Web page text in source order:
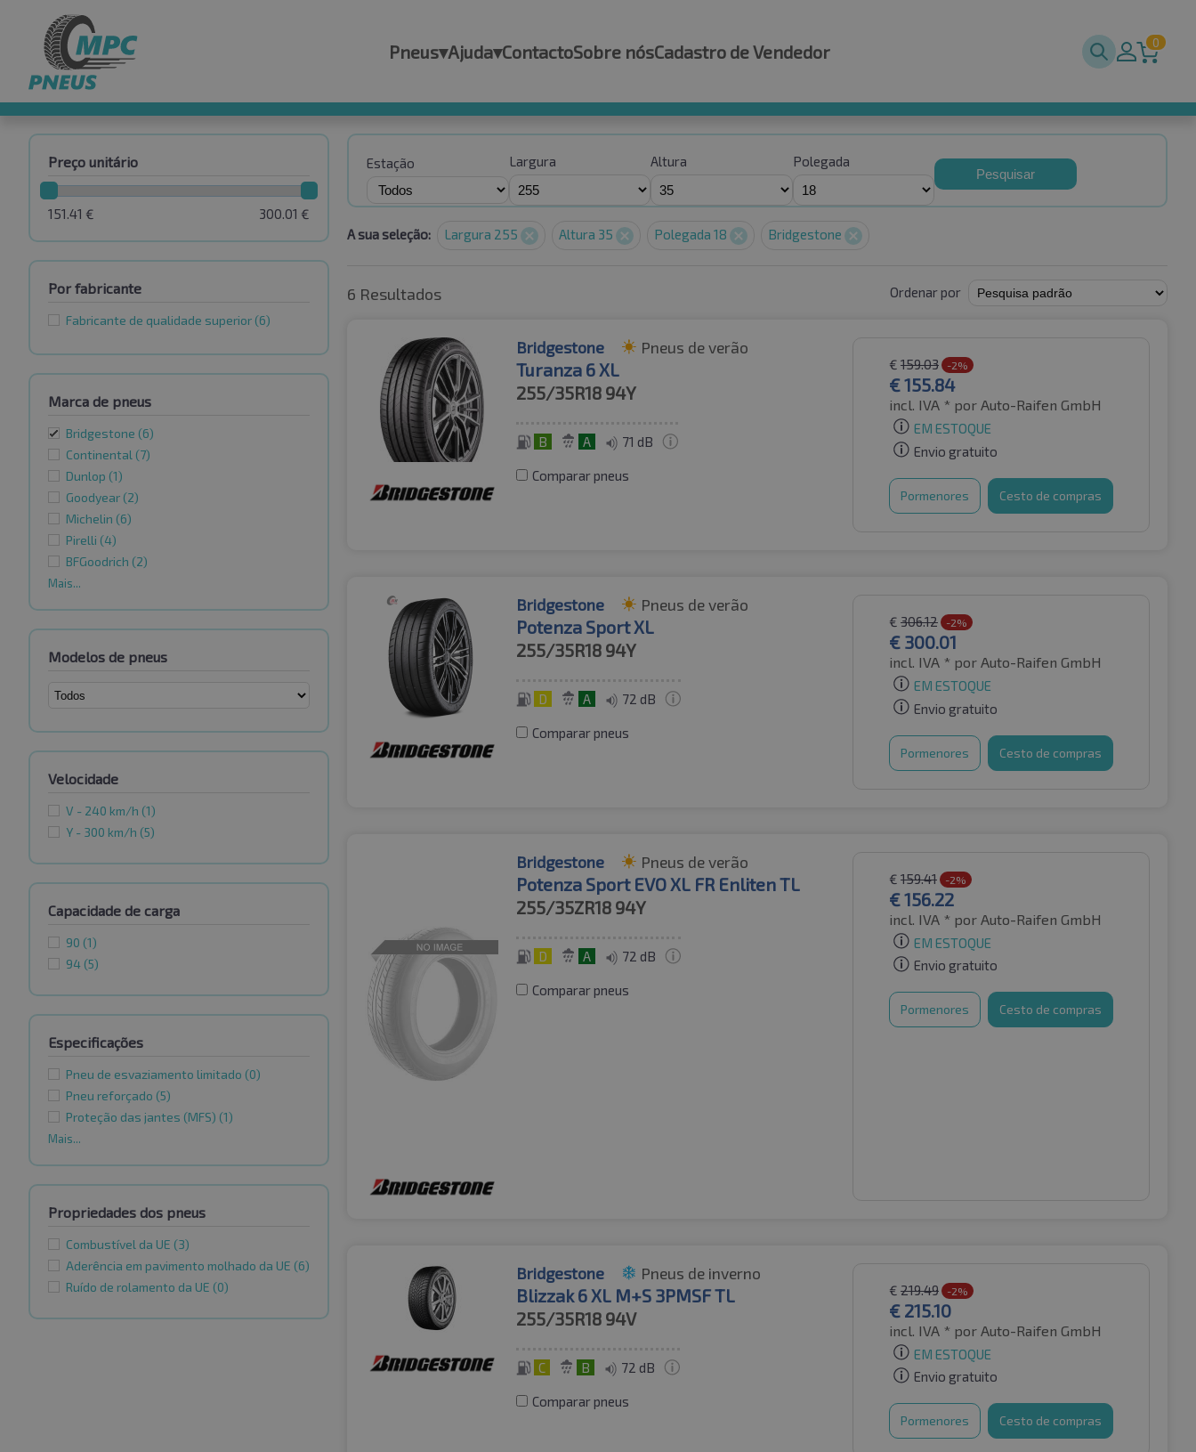
Pneus▾Ajuda▾ContactoSobre nósCadastro de Vendedor 0
Preço unitário
300.01 €
151.41 €
Por fabricante
Fabricante de qualidade superior (6)
Marca de pneus
Bridgestone (6)
Continental (7)
Dunlop (1)
Goodyear (2)
Michelin (6)
Pirelli (4)
BFGoodrich (2)
Mais...
Modelos de pneus
Velocidade
V - 240 km/h (1)
Y - 300 km/h (5)
Capacidade de carga
90 (1)
94 (5)
Especificações
Pneu de esvaziamento limitado (0)
Pneu reforçado (5)
Proteção das jantes (MFS) (1)
Mais...
Propriedades dos pneus
Combustível da UE (3)
Aderência em pavimento molhado da UE (6)
Ruído de rolamento da UE (0)
Estação Largura Altura Polegada
Pesquisar
A sua seleção: Largura 255 Altura 35 Polegada 18 Bridgestone
6 Resultados Ordenar por
Bridgestone Pneus de verão
Turanza 6 XL
255/35R18 94Y
B A 71 dB
Comparar pneus
€ 159.03 -2%
€155.84
incl. IVA * por Auto-Raifen GmbH
EM ESTOQUE
Envio gratuito
Pormenores Cesto de compras
Bridgestone Pneus de verão
Potenza Sport XL
255/35R18 94Y
D A 72 dB
Comparar pneus
€ 306.12 -2%
€ 300.01
incl. IVA * por Auto-Raifen GmbH
EM ESTOQUE
Envio gratuito
Pormenores Cesto de compras
Bridgestone Pneus de verão
Potenza Sport EVO XL FR Enliten TL
255/35ZR18 94Y
D A 72 dB
Comparar pneus
€ 159.41 -2%
€156.22
incl. IVA * por Auto-Raifen GmbH
EM ESTOQUE
Envio gratuito
Pormenores Cesto de compras
Bridgestone Pneus de inverno
Blizzak 6 XL M+S 3PMSF TL
255/35R18 94V
C B 72 dB
Comparar pneus
€ 219.49 -2%
€ 215.10
incl. IVA * por Auto-Raifen GmbH
EM ESTOQUE
Envio gratuito
Pormenores Cesto de compras